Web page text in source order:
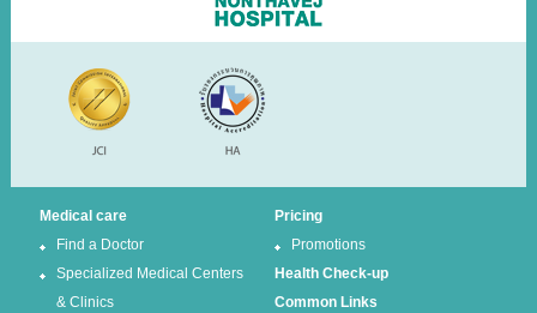
Medical care
Find a Doctor
Specialized Medical Centers
& Clinics
Pricing
Promotions
Health Check-up
Common Links